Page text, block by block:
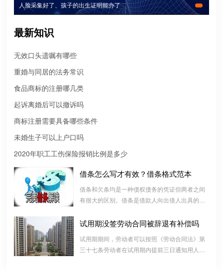
人脸采集好了、孩子的出生证明能办了
最新知识
无效口头遗嘱有哪些
重婚与同居的法务常识
食品商标的注册哪几类
起诉离婚后可以撤诉吗
商标注册需要具备哪些条件
未婚生子可以上户口吗
2020年职工工伤保险报销比例是多少
借条怎么写才有效？借条格式范本
借条和欠条均是一种债权债务的凭证但两者之间
有很大的区别。借条是借款人向出借人出具的借
系，而欠条是双方基于以前的经济往来而进行结
往来的结算，仅是代表一种纯粹的债权债务关系
并不代表借款合同关系。因此借款时宜写“借
试用期没签劳动合同被辞退有补偿吗
试用期期间，劳动者可以按照《劳动合同法》第
三十七条劳动者在试用期内提前三日通知用人单
微信转账凭证能证明存在借款关系吗？
出借人只提供微信转账凭证，只能证明双方的借贷关系生效，但是
不能证明双方存在借款关系。
婚前协议
等问题实现作出约定，以免将来离婚或一方死亡是产生争议。
婚内财产公证在哪边公证处申请